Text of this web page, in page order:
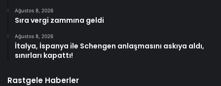
Ağustos 8, 2026
Sıra vergi zammına geldi
Ağustos 8, 2026
İtalya, İspanya ile Schengen anlaşmasını askıya aldı,
sınırları kapattı!
Rastgele Haberler